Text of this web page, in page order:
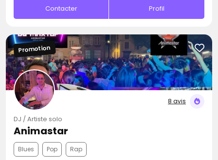
Contacter Profil
8 avis
Promotion
DJ / Artiste solo
Animastar
Blues Pop Rap